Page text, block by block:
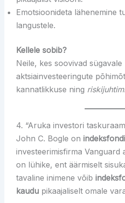
Emotsioonideta lähenemine
langustele.
Kellele sobib?
Neile, kes soovivad sügavale
aktsiainvesteeringute
kannatlikkuse ning
4. “Aruka investori
John C. Bogle on
investeerimisfirma Vanguard
on lühike, ent äärmiselt
tavaline inimene võib
kaudupikaajaliselt omale